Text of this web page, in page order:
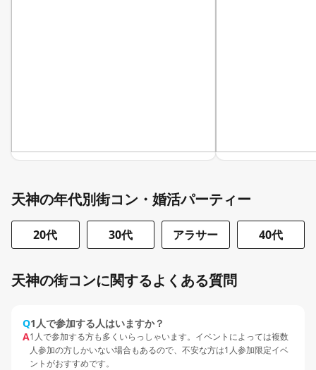
天神の年代別街コン・婚活パーティー
20代 30代 アラサー 40代
天神の街コンに関するよくある質問
Q1人で参加する人はいますか？
A1人で参加する方も多くいらっしゃいます。イベントによっては複数
人参加の方しかいない場合もあるので、不安な方は1人参加限定イベ
ントがおすすめです。